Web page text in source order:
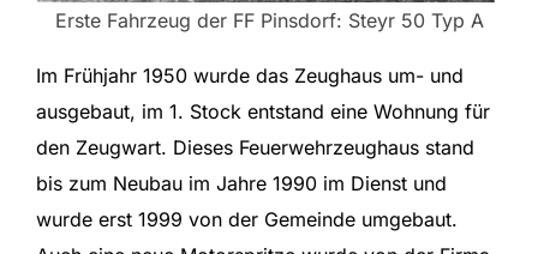
Erste Fahrzeug der FF Pinsdorf: Steyr 50 Typ A
Im Frühjahr 1950 wurde das Zeughaus um- und
ausgebaut, im 1. Stock entstand eine Wohnung für
den Zeugwart. Dieses Feuerwehrzeughaus stand
bis zum Neubau im Jahre 1990 im Dienst und
wurde erst 1999 von der Gemeinde umgebaut.